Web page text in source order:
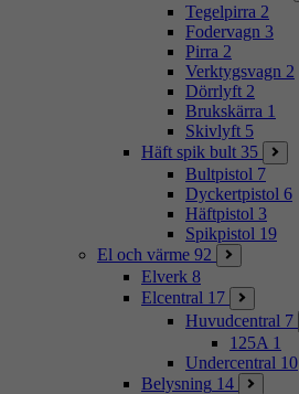
Tegelpirra 2
Fodervagn 3
Pirra 2
Verktygsvagn 2
Dörrlyft 2
Brukskärra 1
Skivlyft 5
Häft spik bult 35
Bultpistol 7
Dyckertpistol 6
Häftpistol 3
Spikpistol 19
El och värme 92
Elverk 8
Elcentral 17
Huvudcentral 7
125A 1
Undercentral 10
Belysning 14